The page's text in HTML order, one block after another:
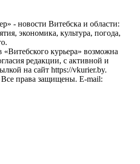
- новости Витебска и области:
экономика, культура, погода,
«Витебского курьера» возможна
редакции, с активной и
на сайт https://vkurier.by.
права защищены. E-mail: